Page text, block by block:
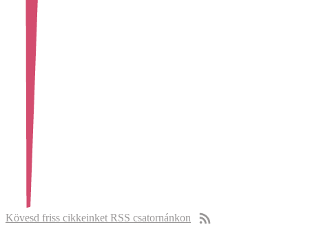
Kövesd friss cikkeinket RSS csatornánkon